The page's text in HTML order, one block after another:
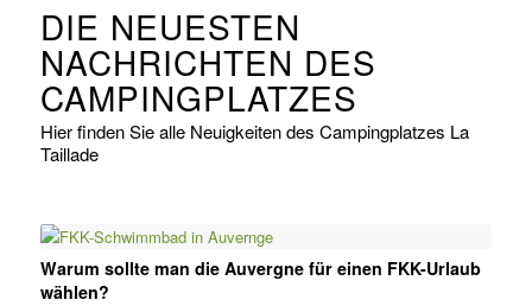
DIE NEUESTEN
NACHRICHTEN DES
CAMPINGPLATZES
Hier finden Sie alle Neuigkeiten des Campingplatzes La
Taillade
Warum sollte man die Auvergne für einen FKK-Urlaub
wählen?